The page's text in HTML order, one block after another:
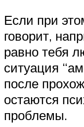
Если при
говорит,
равно тебя
ситуация
после
остаются
проблемы.